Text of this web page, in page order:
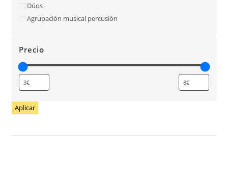
Dúos
Agrupación musical percusión
Precio
Aplicar